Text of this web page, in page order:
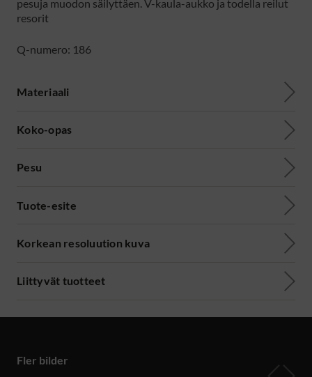
pesuja muodon säilyttäen. V-kaula-aukko ja todella reilut
resorit
Q-numero: 186
Materiaali
Koko-opas
Pesu
Tuote-esite
Korkean resoluution kuva
Liittyvät tuotteet
Fler bilder